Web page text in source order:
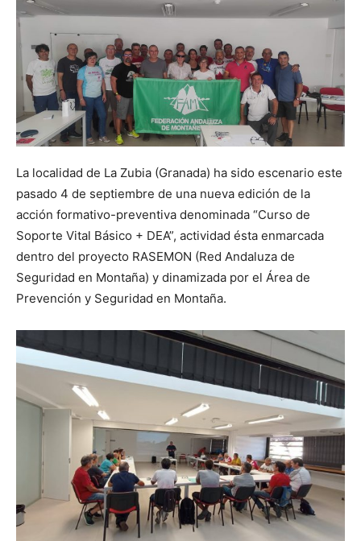
La localidad de La Zubia (Granada) ha sido escenario este
pasado 4 de septiembre de una nueva edición de la
acción formativo-preventiva denominada “Curso de
Soporte Vital Básico + DEA”, actividad ésta enmarcada
dentro del proyecto RASEMON (Red Andaluza de
Seguridad en Montaña) y dinamizada por el Área de
Prevención y Seguridad en Montaña.